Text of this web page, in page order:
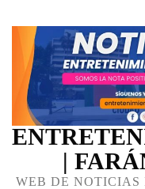
|
WEB DE